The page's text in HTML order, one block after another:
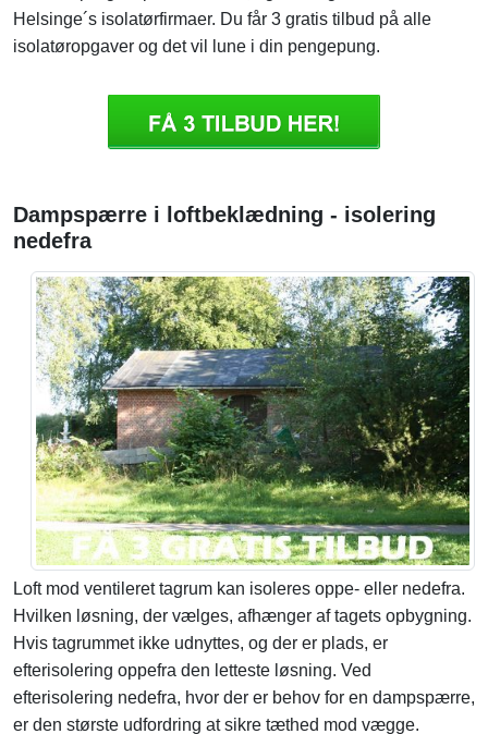
Helsinge´s isolatørfirmaer. Du får 3 gratis tilbud på alle
isolatøropgaver og det vil lune i din pengepung.
Dampspærre i loftbeklædning - isolering
nedefra
Loft mod ventileret tagrum kan isoleres oppe- eller nedefra.
Hvilken løsning, der vælges, afhænger af tagets opbygning.
Hvis tagrummet ikke udnyttes, og der er plads, er
efterisolering oppefra den letteste løsning. Ved
efterisolering nedefra, hvor der er behov for en dampspærre,
er den største udfordring at sikre tæthed mod vægge.